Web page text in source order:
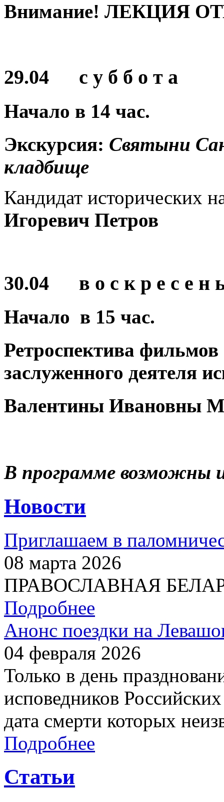
Внимание! ЛЕКЦИЯ
29.04 с у б б о т а
Начало в 14 час.
Экскурсия: Святыни
кладбище
Кандидат исторических
Игоревич Петров
30.04 в о с к р е с е н
Начало в 15 час.
Ретроспектива фильмов
заслуженного деятеля
Валентины Ивановны
В программе возможны
Новости
Приглашаем в
08 марта 2026
ПРАВОСЛАВНАЯ
Подробнее
Анонс поездки на
04 февраля 2026
Только в день
исповедников
дата смерти которых
Подробнее
Статьи